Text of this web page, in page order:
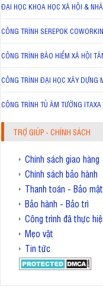
ĐẠI HỌC KHOA HỌC XÃ HỘI &
CÔNG TRÌNH SEREPOK
CÔNG TRÌNH BẢO HIỂM XÃ HỘI
CÔNG TRÌNH ĐẠI HỌC XÂY DỰNG
CÔNG TRÌNH TỦ ÂM TƯỜNG ITAXA
TRỢ GIÚP - CHÍNH SÁCH
Chính sách giao hàng
Chính sách bảo hành
Thanh toán - Bảo mật
Bảo hành - Bảo trì
Công trình đã thực
Mẹo vặt
Tin tức